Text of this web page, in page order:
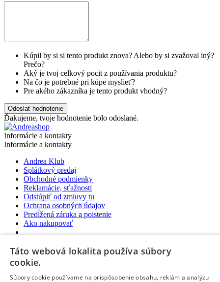
Kúpil by si si tento produkt znova? Alebo by si zvažoval iný?
Prečo?
Aký je tvoj celkový pocit z používania produktu?
Na čo je potrebné pri kúpe myslieť?
Pre akého zákazníka je tento produkt vhodný?
Odoslať hodnotenie
Ďakujeme, tvoje hodnotenie bolo odoslané.
Informácie a kontakty
Informácie a kontakty
Andrea Klub
Splátkový predaj
Obchodné podmienky
Reklamácie, sťažnosti
Odstúpiť od zmluvy tu
Ochrana osobných údajov
Predĺžená záruka a poistenie
Ako nakupovať
Centrum pre zákazníkov
Možnosti platby
Možnosti platby
Táto webová lokalita používa súbory
cookie.
Súbory cookie používame na prispôsobenie obsahu, reklám a analýzu